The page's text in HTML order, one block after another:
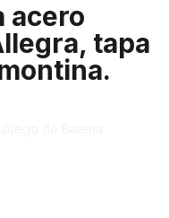
acero
tapa